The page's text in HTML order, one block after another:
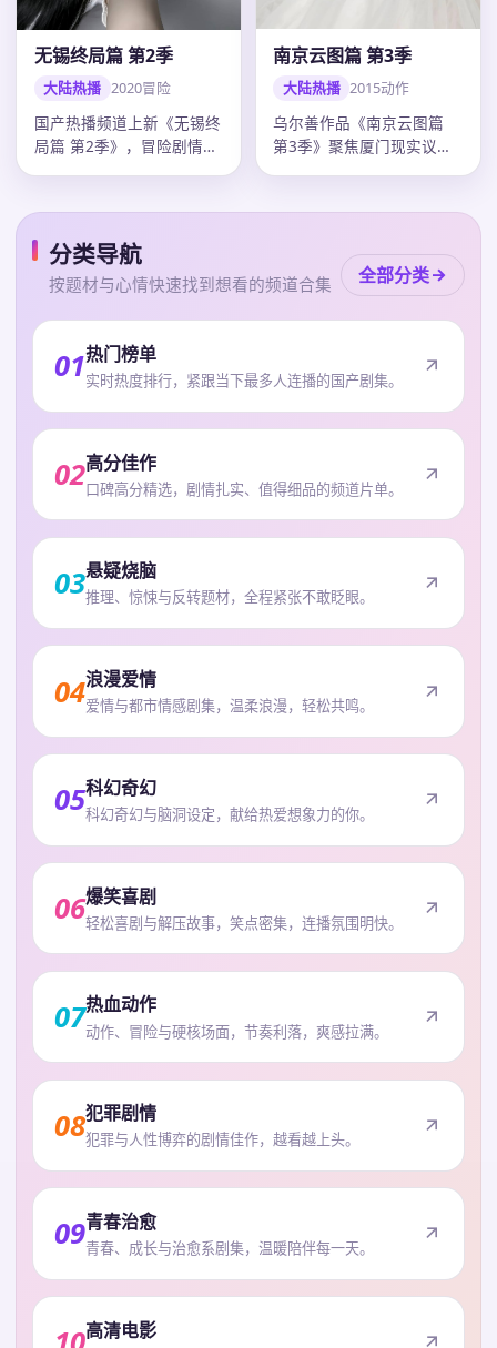
无锡终局篇 第2季
大陆热播 2020冒险
国产热播频道上新《无锡终
局篇 第2季》，冒险剧情紧
南京云图篇 第3季
大陆热播 2015动作
乌尔善作品《南京云图篇
第3季》聚焦厦门现实议
分类导航
按题材与心情快速找到想看的频道合集 全部分类
01热门榜单
实时热度排行，紧跟当下最多人连播的国产剧集。
02高分佳作
口碑高分精选，剧情扎实、值得细品的频道片单。
03悬疑烧脑
推理、惊悚与反转题材，全程紧张不敢眨眼。
04浪漫爱情
爱情与都市情感剧集，温柔浪漫，轻松共鸣。
05科幻奇幻
科幻奇幻与脑洞设定，献给热爱想象力的你。
06爆笑喜剧
轻松喜剧与解压故事，笑点密集，连播氛围明快。
07热血动作
动作、冒险与硬核场面，节奏利落，爽感拉满。
08犯罪剧情
犯罪与人性博弈的剧情佳作，越看越上头。
09青春治愈
青春、成长与治愈系剧集，温暖陪伴每一天。
高清电影